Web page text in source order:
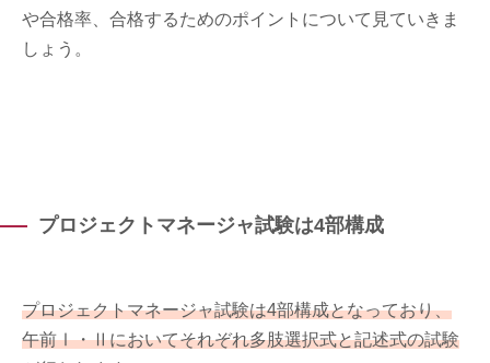
や合格率、合格するためのポイントについて見ていきま
しょう。
プロジェクトマネージャ試験は4部構成
プロジェクトマネージャ試験は4部構成となっており、
午前Ⅰ・Ⅱにおいてそれぞれ多肢選択式と記述式の試験